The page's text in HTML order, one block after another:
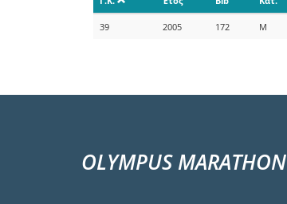
39 2005 172 M
OLYMPUS MARATHON